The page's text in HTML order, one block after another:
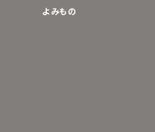
よみもの